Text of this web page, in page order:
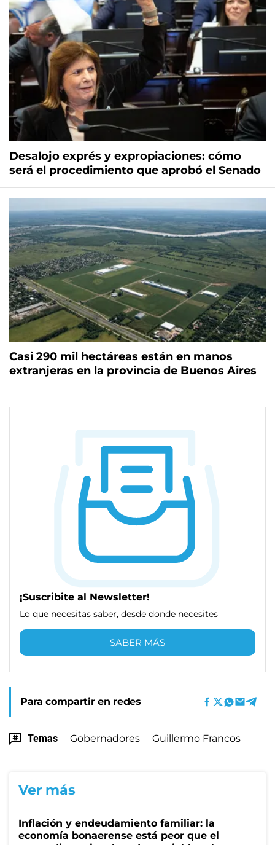
Desalojo exprés y expropiaciones: cómo
será el procedimiento que aprobó el Senado
Casi 290 mil hectáreas están en manos
extranjeras en la provincia de Buenos Aires
¡Suscribite al Newsletter!
Lo que necesitas saber, desde donde necesites
SABER MÁS
Para compartir en redes
Temas Gobernadores Guillermo Francos
Ver más
Inflación y endeudamiento familiar: la
economía bonaerense está peor que el